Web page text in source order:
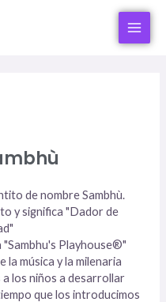
de nombre Sambhù.
y significa "Dador de
Playhouse®"
la música y la milenaria
los niños a desarrollar
que los introducimos